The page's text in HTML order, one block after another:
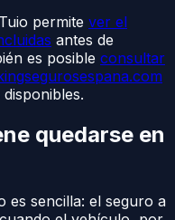
permite ver el
antes de
es posible consultar
quedarse en
es sencilla: el seguro a